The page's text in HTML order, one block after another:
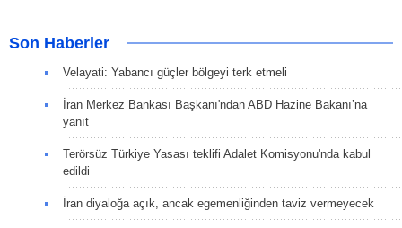
Son Haberler
Velayati: Yabancı güçler bölgeyi terk etmeli
İran Merkez Bankası Başkanı'ndan ABD Hazine Bakanı’na
yanıt
Terörsüz Türkiye Yasası teklifi Adalet Komisyonu'nda kabul
edildi
İran diyaloğa açık, ancak egemenliğinden taviz vermeyecek